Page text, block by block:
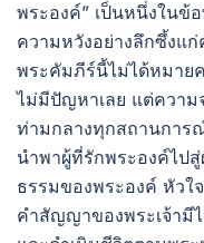
พระองค์” เป็นหนึ่งในข้
ความหวังอย่างลึกซึ้งแ
พระคัมภีร์นี้ไม่ได้หมาย
ไม่มีปัญหาเลย แต่ความ
ท่ามกลางทุกสถานการณ์
นำพาผู้ที่รักพระองค์ไป
ธรรมของพระองค์ หัวใ
คำสัญญาของพระเจ้ามี